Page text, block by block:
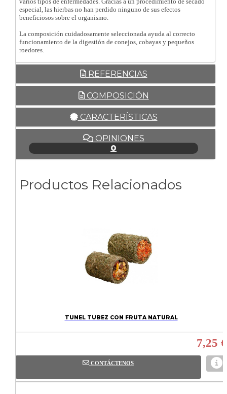
especial, las hierbas no han perdido ninguno de sus efectos
beneficiosos sobre el organismo.
La composición cuidadosamente seleccionada ayuda al correcto
funcionamiento de la digestión de conejos, cobayas y pequeños
roedores.
REFERENCIAS
COMPOSICIÓN
CARACTERÍSTICAS
OPINIONES
0
Productos Relacionados
TUNEL TUBEZ CON FRUTA NATURAL
7,25 €
CONTÁCTENOS